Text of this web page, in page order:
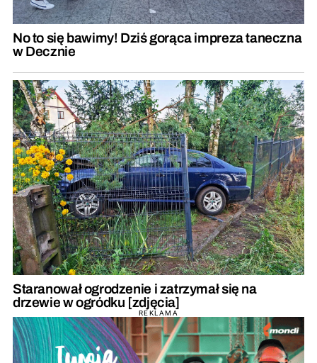
No to się bawimy! Dziś gorąca impreza taneczna
w Decznie
Staranował ogrodzenie i zatrzymał się na
drzewie w ogródku [zdjęcia]
REKLAMA